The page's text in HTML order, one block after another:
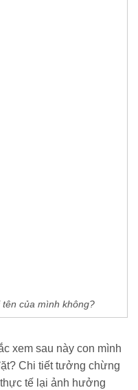
của mình không?
xem sau này con mình
Chi tiết tưởng chừng
tế lại ảnh hưởng